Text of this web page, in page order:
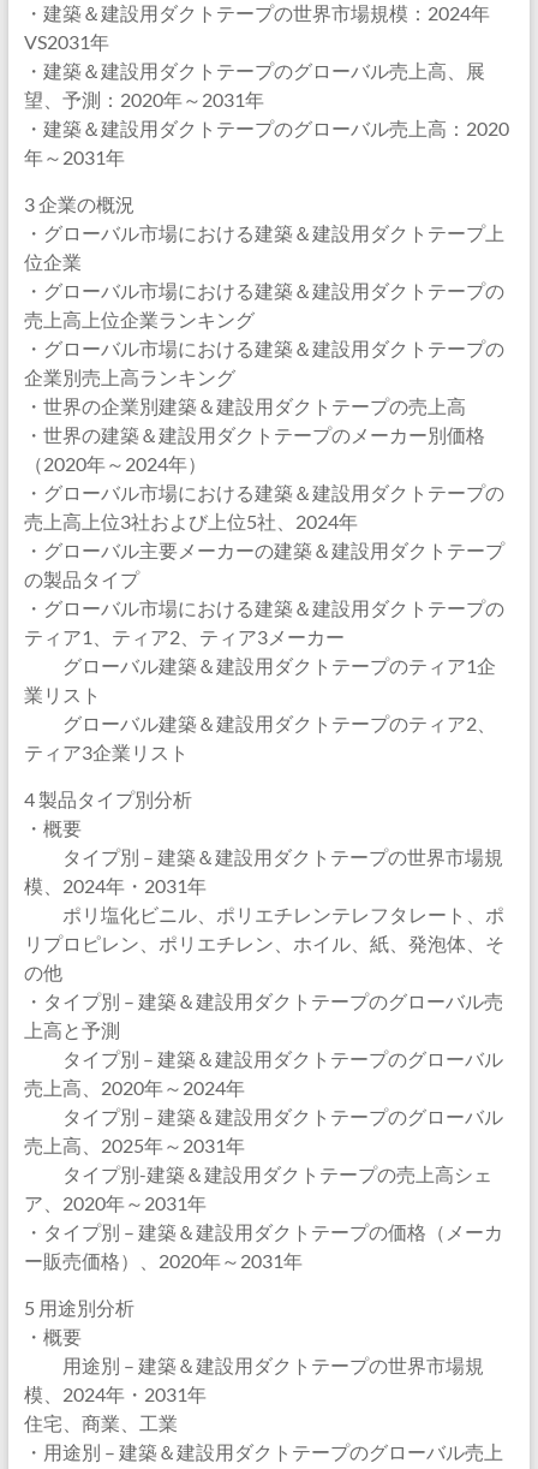
・建築＆建設用ダクトテープの世界市場規模：2024年
VS2031年
・建築＆建設用ダクトテープのグローバル売上高、展
望、予測：2020年～2031年
・建築＆建設用ダクトテープのグローバル売上高：2020
年～2031年
3 企業の概況
・グローバル市場における建築＆建設用ダクトテープ上
位企業
・グローバル市場における建築＆建設用ダクトテープの
売上高上位企業ランキング
・グローバル市場における建築＆建設用ダクトテープの
企業別売上高ランキング
・世界の企業別建築＆建設用ダクトテープの売上高
・世界の建築＆建設用ダクトテープのメーカー別価格
（2020年～2024年）
・グローバル市場における建築＆建設用ダクトテープの
売上高上位3社および上位5社、2024年
・グローバル主要メーカーの建築＆建設用ダクトテープ
の製品タイプ
・グローバル市場における建築＆建設用ダクトテープの
ティア1、ティア2、ティア3メーカー
グローバル建築＆建設用ダクトテープのティア1企
業リスト
グローバル建築＆建設用ダクトテープのティア2、
ティア3企業リスト
4 製品タイプ別分析
・概要
タイプ別 – 建築＆建設用ダクトテープの世界市場規
模、2024年・2031年
ポリ塩化ビニル、ポリエチレンテレフタレート、ポ
リプロピレン、ポリエチレン、ホイル、紙、発泡体、そ
の他
・タイプ別 – 建築＆建設用ダクトテープのグローバル売
上高と予測
タイプ別 – 建築＆建設用ダクトテープのグローバル
売上高、2020年～2024年
タイプ別 – 建築＆建設用ダクトテープのグローバル
売上高、2025年～2031年
タイプ別-建築＆建設用ダクトテープの売上高シェ
ア、2020年～2031年
・タイプ別 – 建築＆建設用ダクトテープの価格（メーカ
ー販売価格）、2020年～2031年
5 用途別分析
・概要
用途別 – 建築＆建設用ダクトテープの世界市場規
模、2024年・2031年
住宅、商業、工業
・用途別 – 建築＆建設用ダクトテープのグローバル売上